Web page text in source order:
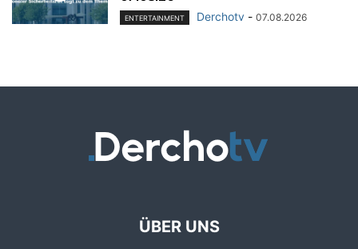
ENTERTAINMENT Derchotv - 07.08.2026
ÜBER UNS